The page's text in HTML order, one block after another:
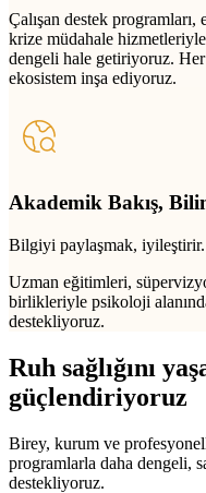
Çalışan destek
krize müdahale
dengeli hale getiriyoruz.
ekosistem inşa ediyoruz.
Akademik Bakış,
Bilgiyi paylaşmak, iyileştirir.
Uzman eğitimleri,
birlikleriyle psikoloji
destekliyoruz.
Ruh sağlığını
güçlendiriyoruz
Birey, kurum ve
programlarla daha dengeli,
destekliyoruz.